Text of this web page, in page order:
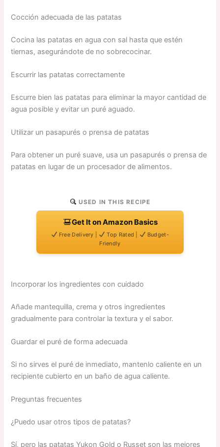
Cocción adecuada de las patatas
Cocina las patatas en agua con sal hasta que estén
tiernas, asegurándote de no sobrecocinar.
Escurrir las patatas correctamente
Escurre bien las patatas para eliminar la mayor cantidad de
agua posible y evitar un puré aguado.
Utilizar un pasapurés o prensa de patatas
Para obtener un puré suave, usa un pasapurés o prensa de
patatas en lugar de un procesador de alimentos.
USED IN THIS RECIPE
Get It on Amazon Basics
Free Delivery | Top Rated |
Budget-
Friendly
Incorporar los ingredientes con cuidado
Añade mantequilla, crema y otros ingredientes
gradualmente para controlar la textura y el sabor.
Guardar el puré de forma adecuada
Si no sirves el puré de inmediato, mantenlo caliente en un
recipiente cubierto en un baño de agua caliente.
Preguntas frecuentes
¿Puedo usar otros tipos de patatas?
Sí, pero las patatas Yukon Gold o Russet son las mejores